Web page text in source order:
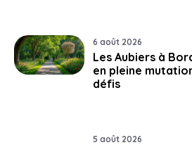
6 août 2026
Les Aubiers à
en pleine
défis
5 août 2026